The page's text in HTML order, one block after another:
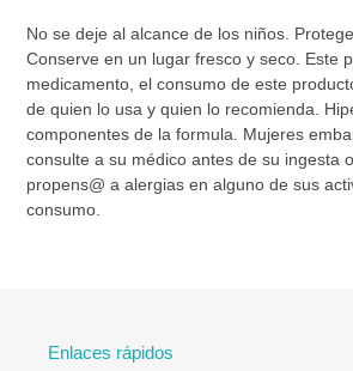
No se deje al alcance de los niños.
Conserve en un lugar fresco y seco. Este
medicamento, el consumo de este
de quien lo usa y quien lo recomienda.
componentes de la formula. Mujeres
consulte a su médico antes de su ingesta
propens@ a alergias en alguno de sus
consumo.
Enlaces rápidos